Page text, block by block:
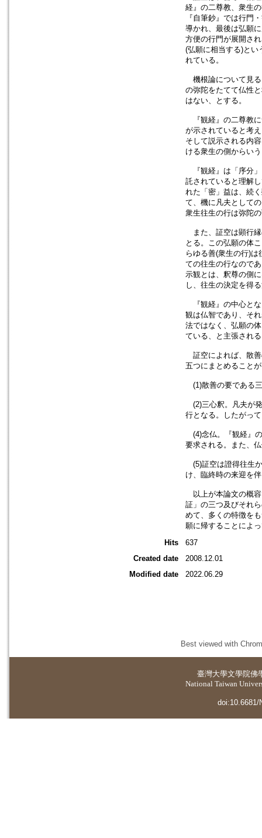
経』の二尊教、衆生
『自筆鈔』では行門
導かれ、最後は弘願
方便の行門が展開さ
(弘願に相当する)とい
れている。
機根論について見る
の弥陀をたてて仏性
はない、とする。
『観経』の二尊教に
が示されていると考
そして説示される内
ける衆生の側からい
『観経』は「序分」
託されていると理解
れた「密」益は、続
て、機に凡夫として
衆生往生の行は弥陀
また、証空は顕行縁
とる。この弘願の体
らゆる善(衆生の行)
ての往生の行なので
示観とは、釈尊の側
し、往生の決定を得
『観経』の中心とな
観は仏智であり、そ
法ではなく、弘願の
ている、と主張され
証空によれば、散善
五つにまとめること
(1)散善の要である
(2)三心釈。凡夫が
行となる。したがっ
(4)念仏。『観経』
要求される。また、
(5)証空は證得往生
け、臨終時の来迎を
以上が本論文の概容
証」の三つ及びそれ
めて、多くの特徴を
願に帰することによ
Hits
637
Created date
2008.12.01
Modified date
2022.06.29
Best viewed with
臺灣大學文學院佛
National Taiwan
doi:10.6681/